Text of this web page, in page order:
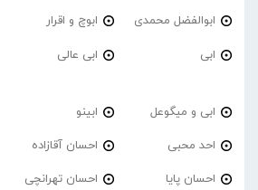
ابوالفضل محمدی ابوچ و اقرار
ابی ابی عالی
ابی و میگوعل ابینو
احد محبی احسان آقازاده
احسان پایا احسان تهرانچی